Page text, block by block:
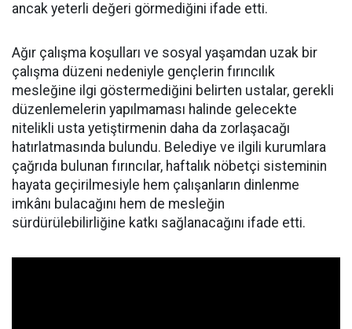
ancak yeterli değeri görmediğini ifade etti.
Ağır çalışma koşulları ve sosyal yaşamdan uzak bir
çalışma düzeni nedeniyle gençlerin fırıncılık
mesleğine ilgi göstermediğini belirten ustalar, gerekli
düzenlemelerin yapılmaması halinde gelecekte
nitelikli usta yetiştirmenin daha da zorlaşacağı
hatırlatmasında bulundu. Belediye ve ilgili kurumlara
çağrıda bulunan fırıncılar, haftalık nöbetçi sisteminin
hayata geçirilmesiyle hem çalışanların dinlenme
imkânı bulacağını hem de mesleğin
sürdürülebilirliğine katkı sağlanacağını ifade etti.